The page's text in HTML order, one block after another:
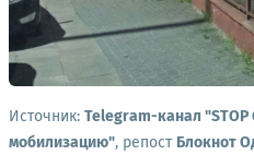
Источник: Telegram-канал "STOP
мобилизацию", репост Блокнот